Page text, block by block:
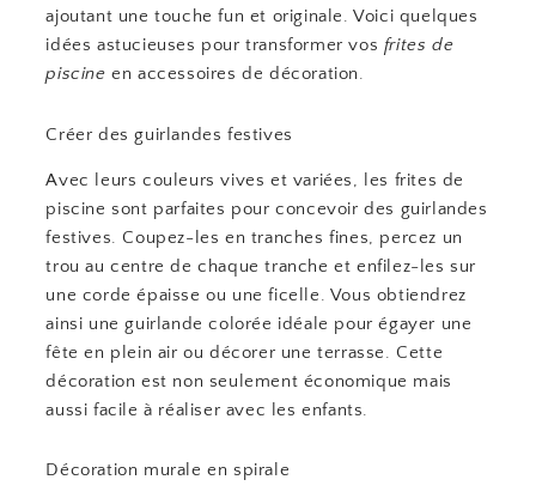
ajoutant une touche fun et originale. Voici quelques
idées astucieuses pour transformer vos frites de
piscine en accessoires de décoration.
Créer des guirlandes festives
Avec leurs couleurs vives et variées, les frites de
piscine sont parfaites pour concevoir des guirlandes
festives. Coupez-les en tranches fines, percez un
trou au centre de chaque tranche et enfilez-les sur
une corde épaisse ou une ficelle. Vous obtiendrez
ainsi une guirlande colorée idéale pour égayer une
fête en plein air ou décorer une terrasse. Cette
décoration est non seulement économique mais
aussi facile à réaliser avec les enfants.
Décoration murale en spirale